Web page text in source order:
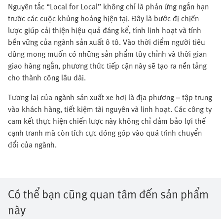
Nguyên tắc “Local for Local” không chỉ là phản ứng ngắn hạn
trước các cuộc khủng hoảng hiện tại. Đây là bước đi chiến
lược giúp cải thiện hiệu quả đáng kể, tính linh hoạt và tính
bền vững của ngành sản xuất ô tô. Vào thời điểm người tiêu
dùng mong muốn có những sản phẩm tùy chỉnh và thời gian
giao hàng ngắn, phương thức tiếp cận này sẽ tạo ra nền tảng
cho thành công lâu dài.
Tương lai của ngành sản xuất xe hơi là địa phương – tập trung
vào khách hàng, tiết kiệm tài nguyên và linh hoạt. Các công ty
cam kết thực hiện chiến lược này không chỉ đảm bảo lợi thế
cạnh tranh mà còn tích cực đóng góp vào quá trình chuyển
đổi của ngành.
Có thể bạn cũng quan tâm đến sản phẩm
này